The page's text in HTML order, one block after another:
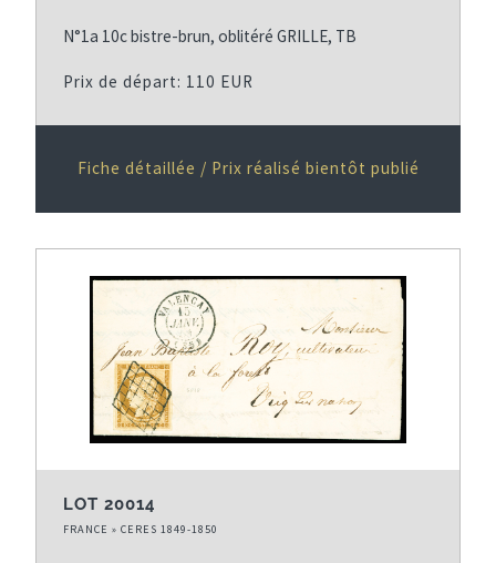
N°1a 10c bistre-brun, oblitéré GRILLE, TB
Prix de départ: 110 EUR
Fiche détaillée / Prix réalisé bientôt publié
LOT 20014
FRANCE » CERES 1849-1850